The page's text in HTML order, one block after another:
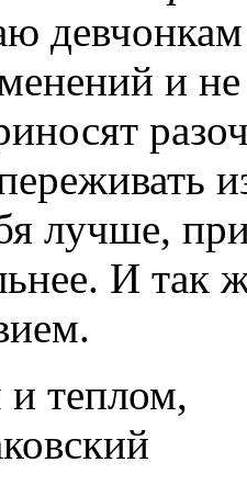
девчонкам
и
лучше,
И так
теплом,